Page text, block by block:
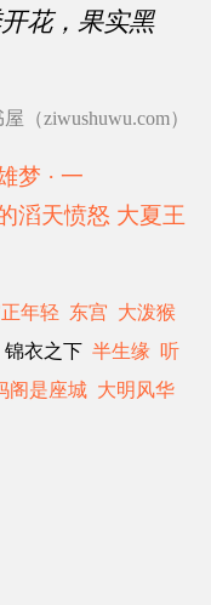
花，果实黑
（ziwushuwu.com）
梦 · 一
滔天愤怒 大夏王
年轻 东宫 大泼猴
衣之下 半生缘 听
阁是座城 大明风华